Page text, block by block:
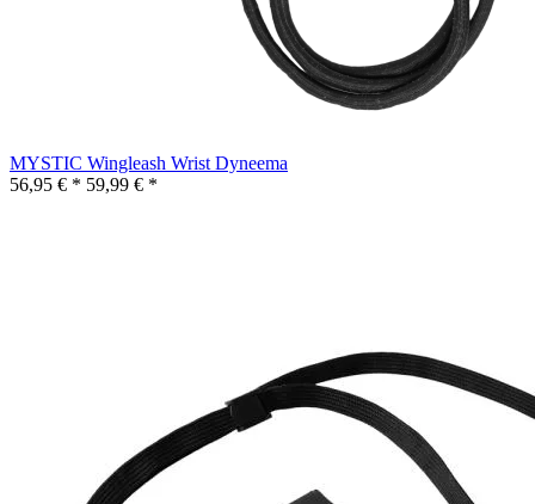
MYSTIC Wingleash Wrist Dyneema
56,95 € * 59,99 € *